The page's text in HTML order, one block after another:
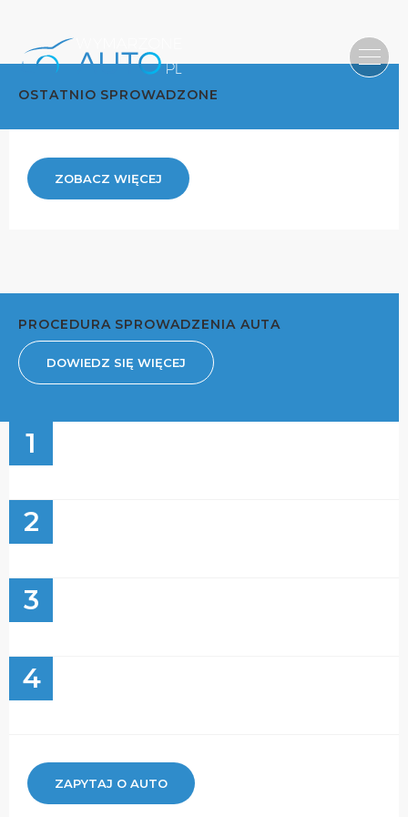
OSTATNIO SPROWADZONE
ZOBACZ WIĘCEJ
PROCEDURA SPROWADZENIA AUTA
DOWIEDZ SIĘ WIĘCEJ
1
2
3
4
ZAPYTAJ O AUTO